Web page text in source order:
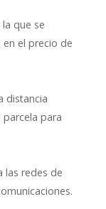
que se
en el precio de
distancia
para
las redes de